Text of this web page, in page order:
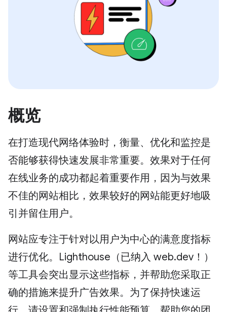
概览
在打造现代网络体验时，衡量、优化和监控是
否能够获得快速发展非常重要。效果对于任何
在线业务的成功都起着重要作用，因为与效果
不佳的网站相比，效果较好的网站能更好地吸
引并留住用户。
网站应专注于针对以用户为中心的满意度指标
进行优化。Lighthouse（已纳入 web.dev！）
等工具会突出显示这些指标，并帮助您采取正
确的措施来提升广告效果。为了保持快速运